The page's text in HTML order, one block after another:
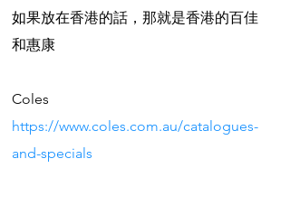
如果放在香港的話，那就是香港的百佳
和惠康
Coles
https://www.coles.com.au/catalogues-
and-specials